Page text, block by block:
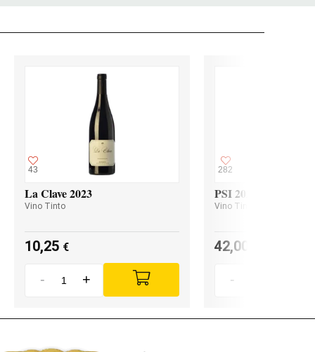
43
La Clave 2023
Vino Tinto
10,25 €
- +
282
PSI 2023
Vino Tinto
42,00
-